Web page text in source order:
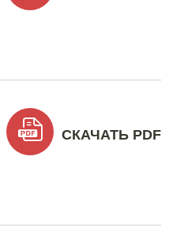
СКАЧАТЬ PDF